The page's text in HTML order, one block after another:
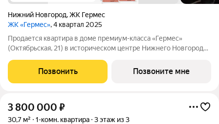
Нижний Новгород,ЖК Гермес
ЖК «Гермес», 4 квартал 2025
Продается квартира в доме премиум-класса «Гермес»
(Октябрьская, 21) в историческом центре Нижнего Новгорода.
перепланировка под проект. Варианты: кухня-гостиная-
столовые, изолированные спальные
Позвонить Позвоните мне
3 800 000 ₽
30,7 м² 1-комн. квартира 3 этаж из 3